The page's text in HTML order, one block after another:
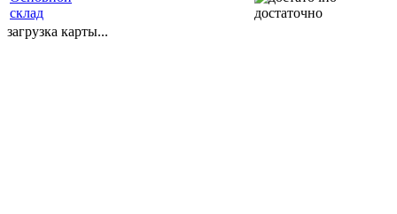
склад
достаточно
загрузка карты...